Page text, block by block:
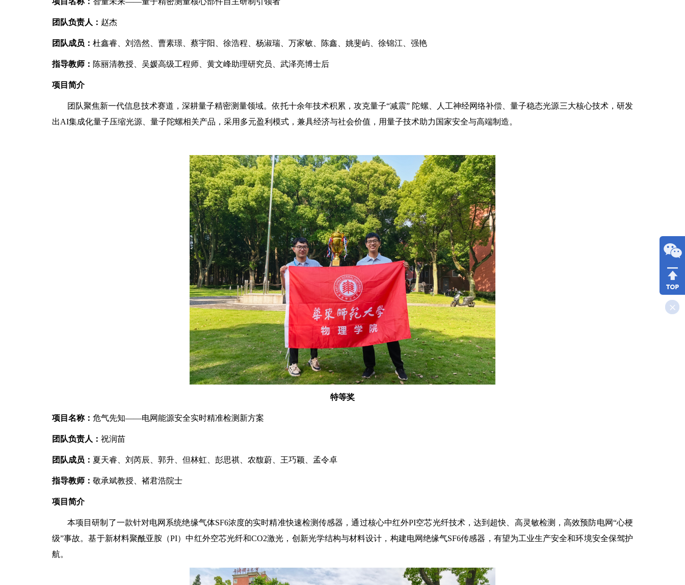
团队负责人： 赵杰
团队成员： 杜鑫睿、刘浩然、曹素璟、蔡宇阳、徐浩程、杨淑瑞、万家敏、陈鑫、姚斐屿、徐锦江、强艳
指导教师： 陈丽清教授、吴媛高级工程师、黄文峰助理研究员、武泽亮博士后
项目简介
团队聚焦新一代信息技术赛道，深耕量子精密测量领域。依托十余年技术积累，攻克量子“减震” 陀螺、人工神经网络补偿、量子稳态光源三大核心技术，研发
出AI集成化量子压缩光源、量子陀螺相关产品，采用多元盈利模式，兼具经济与社会价值，用量子技术助力国家安全与高端制造。
特等奖
项目名称： 危气先知——电网能源安全实时精准检测新方案
团队负责人： 祝润苗
团队成员： 夏天睿、刘芮辰、郭升、但林虹、彭思祺、农馥蔚、王巧颖、孟令卓
指导教师： 敬承斌教授、褚君浩院士
项目简介
本项目研制了一款针对电网系统绝缘气体SF6浓度的实时精准快速检测传感器，通过核心中红外PI空芯光纤技术，达到超快、高灵敏检测，高效预防电网“心梗
级”事故。基于新材料聚酰亚胺（PI）中红外空芯光纤和CO2激光，创新光学结构与材料设计，构建电网绝缘气SF6传感器，有望为工业生产安全和环境安全保驾护
航。